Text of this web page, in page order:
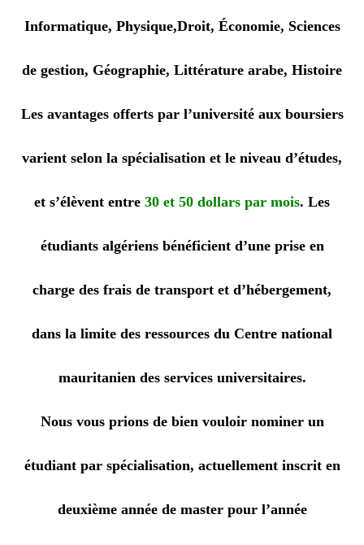
Informatique, Physique,Droit, Économie, Sciences
de gestion, Géographie, Littérature arabe, Histoire
Les avantages offerts par l’université aux boursiers
varient selon la spécialisation et le niveau d’études,
et s’élèvent entre 30 et 50 dollars par mois. Les
étudiants algériens bénéficient d’une prise en
charge des frais de transport et d’hébergement,
dans la limite des ressources du Centre national
mauritanien des services universitaires.
Nous vous prions de bien vouloir nominer un
étudiant par spécialisation, actuellement inscrit en
deuxième année de master pour l’année